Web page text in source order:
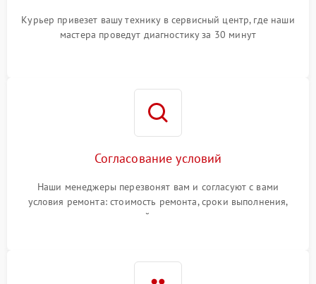
Курьер привезет вашу технику в сервисный центр, где наши
мастера проведут диагностику за 30 минут
Согласование условий
Наши менеджеры перезвонят вам и согласуют с вами
условия ремонта: стоимость ремонта, сроки выполнения,
гарантийные условия